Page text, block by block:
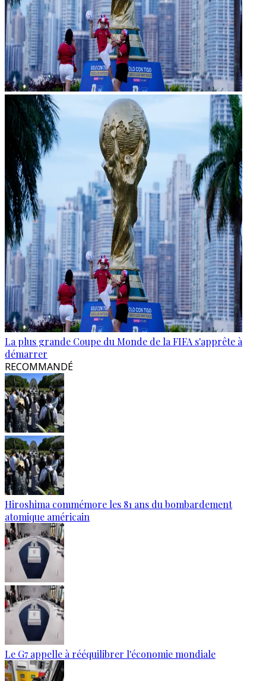
La plus grande Coupe du Monde de la FIFA s'apprête à
démarrer
RECOMMANDÉ
Hiroshima commémore les 81 ans du bombardement
atomique américain
Le G7 appelle à rééquilibrer l'économie mondiale